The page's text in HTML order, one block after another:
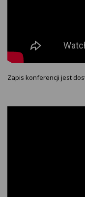
Zapis konferencji jest